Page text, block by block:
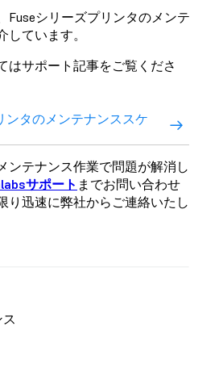
Fuseシリーズプリンタのメンテ
ています。
はサポート記事をご覧くださ
ンタのメンテナンススケ
ンテナンス作業で問題が解消し
サポート までお問い合わせ
り迅速に弊社からご連絡いたし